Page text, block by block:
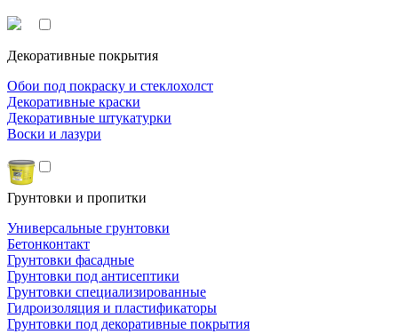
Декоративные покрытия
Обои под покраску и стеклохолст
Декоративные краски
Декоративные штукатурки
Воски и лазури
Грунтовки и пропитки
Универсальные грунтовки
Бетонконтакт
Грунтовки фасадные
Грунтовки под антисептики
Грунтовки специализированные
Гидроизоляция и пластификаторы
Грунтовки под декоративные покрытия